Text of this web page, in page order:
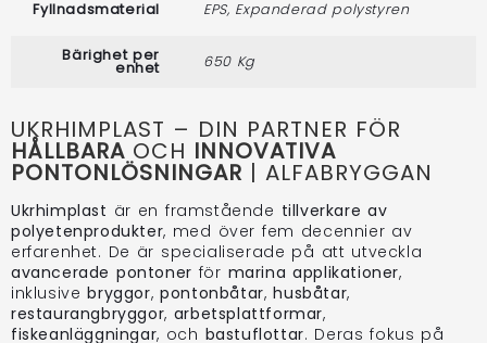
Fyllnadsmaterial EPS, Expanderad polystyren
Bärighet per
enhet 650 Kg
UKRHIMPLAST – DIN PARTNER FÖR
HÅLLBARA OCH INNOVATIVA
PONTONLÖSNINGAR | ALFABRYGGAN
Ukrhimplast är en framstående tillverkare av
polyetenprodukter, med över fem decennier av
erfarenhet. De är specialiserade på att utveckla
avancerade pontoner för marina applikationer,
inklusivebryggor,pontonbåtar,husbåtar,
restaurangbryggor, arbetsplattformar,
fiskeanläggningar, och bastuflottar. Deras fokus på